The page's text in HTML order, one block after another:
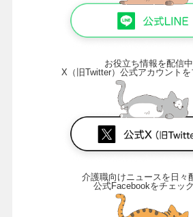
お役立ち情報を配信中
X（旧Twitter）公式アカウント
介護職向けニュースを日々
公式Facebookをチェッ